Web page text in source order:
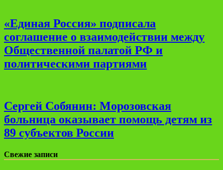
«Единая Россия» подписала
соглашение о взаимодействии между
Общественной палатой РФ и
политическими партиями
Сергей Собянин: Морозовская
больница оказывает помощь детям из
89 субъектов России
Свежие записи